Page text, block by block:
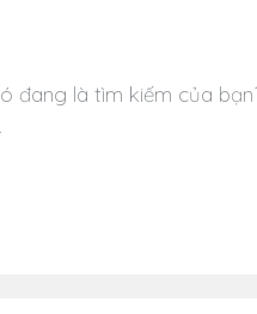
đang là tìm kiếm của